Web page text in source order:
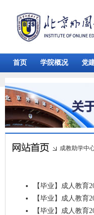
首页 学院概况 党
成教助学中
【毕业】成人教育
【毕业】成人教育
【毕业】成人教育